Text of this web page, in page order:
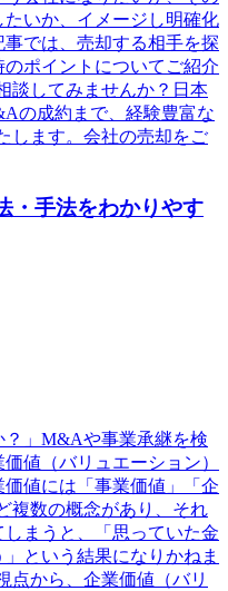
いか、イメージし明確化
では、売却する相手を探
ポイントについてご紹介
談してみませんか？日本
の成約まで、経験豊富な
します。会社の売却をご
・手法をわかりやす
？」M&Aや事業承継を検
値（バリュエーション）
値には「事業価値」「企
複数の概念があり、それ
まうと、「思っていた金
という結果になりかねま
点から、企業価値（バリ